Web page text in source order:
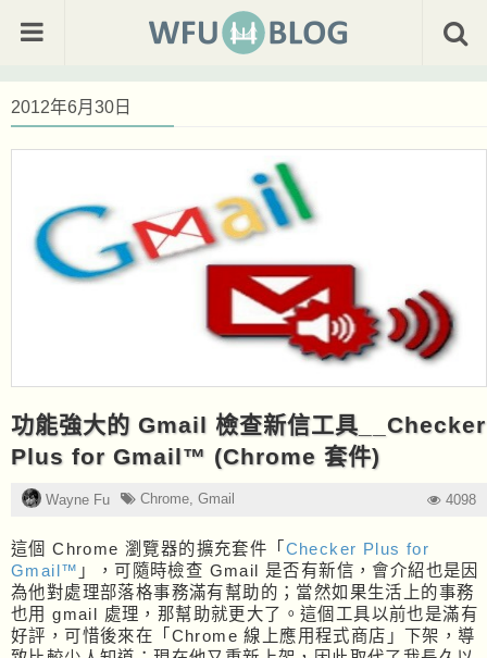
2012年6月30日
功能強大的 Gmail 檢查新信工具__Checker
Plus for Gmail™ (Chrome 套件)
Wayne Fu Chrome, Gmail 4098
這個 Chrome 瀏覽器的擴充套件「 Checker Plus for
Gmail™ 」，可隨時檢查 Gmail 是否有新信，會介紹也是因
為他對處理部落格事務滿有幫助的；當然如果生活上的事務
也用 gmail 處理，那幫助就更大了。這個工具以前也是滿有
好評，可惜後來在「Chrome 線上應用程式商店」下架，導